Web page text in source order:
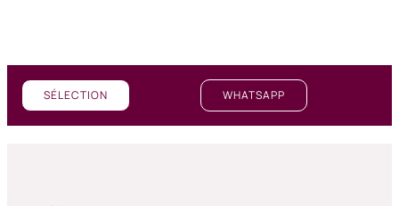
SÉLECTION WHATSAPP